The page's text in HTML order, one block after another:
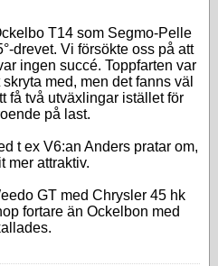
T14 som Segmo-Pelle
drevet. Vi försökte oss på att
ingen succé. Toppfarten var
med, men det fanns väl
få två utväxlingar istället för
på last.
t ex V6:an Anders pratar om,
mer attraktiv.
GT med Chrysler 45 hk
fortare än Ockelbon med